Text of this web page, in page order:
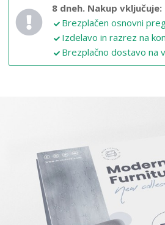
8 dneh. Nakup vključuje:
Brezplačen osnovni
Izdelavo in razrez na
Brezplačno dostavo na